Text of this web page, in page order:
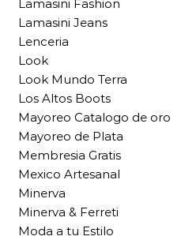
Lamasini Fashion
Lamasini Jeans
Lenceria
Look
Look Mundo Terra
Los Altos Boots
Mayoreo Catalogo de oro
Mayoreo de Plata
Membresia Gratis
Mexico Artesanal
Minerva
Minerva & Ferreti
Moda a tu Estilo